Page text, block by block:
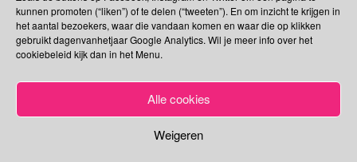
kunnen promoten (“liken”) of te delen (“tweeten”). En om inzicht te krijgen in
het aantal bezoekers, waar die vandaan komen en waar die op klikken
gebruikt dagenvanhetjaar Google Analytics. Wil je meer info over het
cookiebeleid kijk dan in het Menu.
Alle cookies
Weigeren
Zoeken
Zoeken
Recente tweetsKlik om marketing cookies te
accepteren en deze inhoud in te